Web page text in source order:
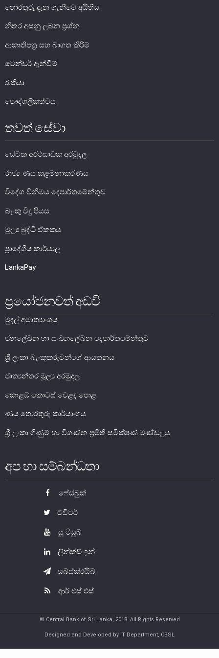
සාර්ව විචක්ෂණ අවේක්ෂණය
තිරසාර මූල්‍ය
නිරාකරණය
තැන්පතු රක්ෂණ
මූල්‍ය වෙළෙඳපොල
මූල්‍ය වෙළෙඳපොළ-සමස්ත විග්‍රහය
දේශීය විදේශ විනිමය වෙළෙඳපොළ
අනුගත වීම
රාජ්‍ය සුරැකුම්පත් වෙළෙඳපොළ
කොටස් වෙළෙඳපොළ
මූල්‍ය යටිතල පහසුකම්
ගෙවීම් හා පියවීම් පද්ධතිය
පිරමීඩ යෝජනා
උපකරණ සහ ක්‍රියාත්මක කිරීම
මූල්‍ය උපකරණ විශ්ලේෂණය
මූල්‍ය පද්ධති අධීක්ෂණ කමිටුව
මූල්‍ය ස්ථායිතා විවරණය
නෝට්ටු හා කාසි
නෝට්ටු හා කාසි පිළිබඳ දැනුවත් වෙමු
ව්‍යවහාර මුදල් නෝට්ටු
සංසරණයේ පවතින කාසි
තොරතුරු දැන ගැනීමේ අයිතිය
නිතර අසනු ලබන ප්‍රශ්න
ආකෘතිපත්‍ර සහ බාගත කිරීම්
ටෙන්ඩර් දැන්වීම්
රැකියා
පෞද්ගලිකත්වය
තවත් සේවා
සේවක අර්ථසාධක අරමුදල
රාජ්‍ය ණය කළමනාකරණය
විදේශ විනිමය දෙපාර්තමේන්තුව
බැංකු විදු පියස
මූල්‍ය බුද්ධි ඒකකය
ප්‍රාදේශිය කාර්යාල
LankaPay
ප්‍රයෝජනවත් අඩවි
මුදල් අමාත්‍යාංශය
ජනලේඛන හා සංඛ්‍යාලේඛන දෙපාර්තමේන්තුව
ශ්‍රී ලංකා බැංකුකරුවන්ගේ ආයතනය
ජාත්‍යන්තර මූල්‍ය අරමුදල
කොළඹ කොටස් වෙළඳ පොළ
ණය තොරතුරු කාර්යාංශය
ශ්‍රී ලංකා ගිණුම් හා විගණන ප්‍රමිති සමීක්ෂණ මණ්ඩලය
අප හා සම්බන්ධතා
ෆේස්බුක්
ට්විටර්
යූ ටියුබ්
ලින්ක්ඩ් ඉන්
සබ්ස්ක්රයිබ්
ආර් එස් එස්
© Central Bank of Sri Lanka, 2018. All Rights Reserved
Designed and Developed by IT Department, CBSL